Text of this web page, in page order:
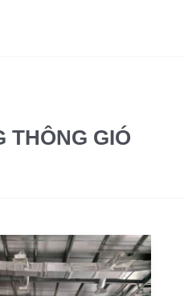
THÔNG GIÓ